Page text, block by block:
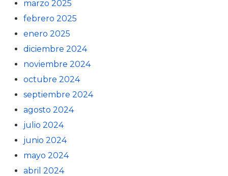
marzo 2025
febrero 2025
enero 2025
diciembre 2024
noviembre 2024
octubre 2024
septiembre 2024
agosto 2024
julio 2024
junio 2024
mayo 2024
abril 2024